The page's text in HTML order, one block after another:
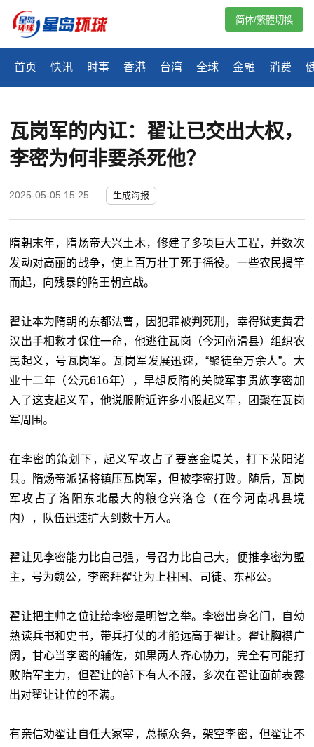
首页 快讯 时事 香港 台湾 全球 金融 消费
简体/繁體切換
瓦岗军的内讧：翟让已交出大权，
李密为何非要杀死他？
2025-05-05 15:25 生成海报
隋朝末年，隋炀帝大兴土木，修建了多项巨大工程，并数次
发动对高丽的战争，使上百万壮丁死于徭役。一些农民揭竿
而起，向残暴的隋王朝宣战。
翟让本为隋朝的东都法曹，因犯罪被判死刑，幸得狱吏黄君
汉出手相救才保住一命，他逃往瓦岗（今河南滑县）组织农
民起义，号瓦岗军。瓦岗军发展迅速，“聚徒至万余人”。大
业十二年（公元616年），早想反隋的关陇军事贵族李密加
入了这支起义军，他说服附近许多小股起义军，团聚在瓦岗
军周围。
在李密的策划下，起义军攻占了要塞金堤关，打下荥阳诸
县。隋炀帝派猛将镇压瓦岗军，但被李密打败。随后，瓦岗
军攻占了洛阳东北最大的粮仓兴洛仓（在今河南巩县境
内），队伍迅速扩大到数十万人。
翟让见李密能力比自己强，号召力比自己大，便推李密为盟
主，号为魏公，李密拜翟让为上柱国、司徒、东郡公。
翟让把主帅之位让给李密是明智之举。李密出身名门，自幼
熟读兵书和史书，带兵打仗的才能远高于翟让。翟让胸襟广
阔，甘心当李密的辅佐，如果两人齐心协力，完全有可能打
败隋军主力，但翟让的部下有人不服，多次在翟让面前表露
出对翟让让位的不满。
有亲信劝翟让自任大冢宰，总揽众务，架空李密，但翟让不